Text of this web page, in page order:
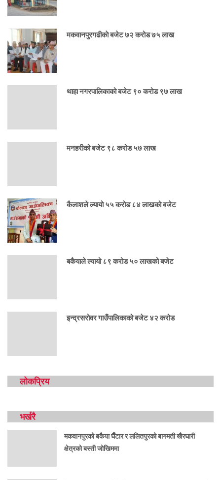
मकवानपुरगढीकाे बजेट ७२ करोड ७५ लाख
थाहा नगरपालिकाको बजेट ९० करोड ९७ लाख
मनहरीको बजेट ९८ करोड ५७ लाख
कैलाशले ल्यायो ५५ करोड ८४ लाखको बजेट
बकैयाले ल्यायो ८९ करोड ५० लाखको बजेट
इन्द्रसरोवर गाउँपालिकाको बजेट ४२ करोड
लोकप्रिय
भर्खरै
मकवानपुरको बकैया घैँटार र ललितपुरको बागमती खैरघारी
क्षेत्रको बस्ती जोखिममा